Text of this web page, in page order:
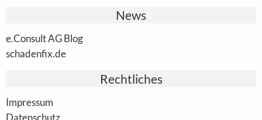
News
e.Consult AG Blog
schadenfix.de
Rechtliches
Impressum
Datenschutz